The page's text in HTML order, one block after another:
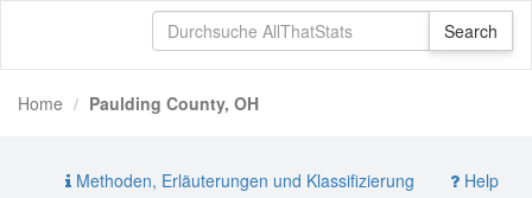
Home Paulding County, OH
Methoden, Erläuterungen und Klassifizierung Help